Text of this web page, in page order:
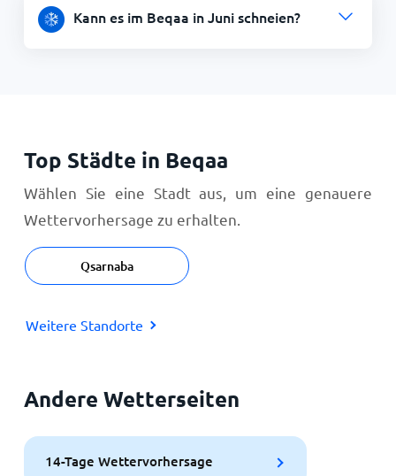
Kann es im Beqaa in Juni schneien?
Top Städte in Beqaa
Wählen Sie eine Stadt aus, um eine genauere
Wettervorhersage zu erhalten.
Qsarnaba
Weitere Standorte
Andere Wetterseiten
14-Tage Wettervorhersage